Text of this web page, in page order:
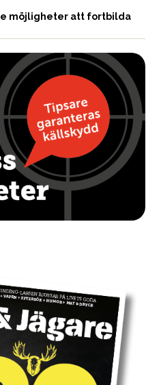
möjligheter att fortbilda